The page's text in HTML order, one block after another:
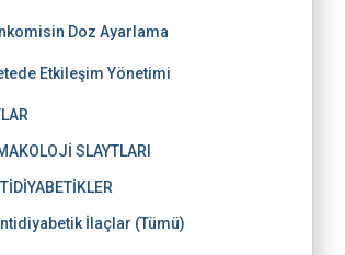
Doz Ayarlama
Etkileşim Yönetimi
SLAYTLARI
İlaçlar (Tümü)